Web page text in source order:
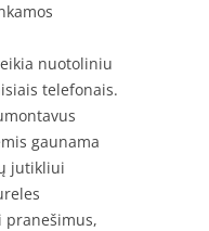
nuotoliniu
telefonais.
gaunama
jutikliui
pranešimus,